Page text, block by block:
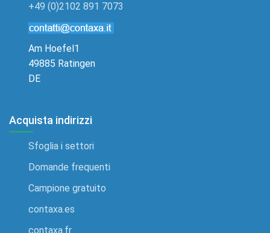
+49 (0)2102 891 7073
Am Hoefel1
49885 Ratingen
DE
Acquista indirizzi
Sfoglia i settori
Domande frequenti
Campione gratuito
contaxa.es
contaxa.fr